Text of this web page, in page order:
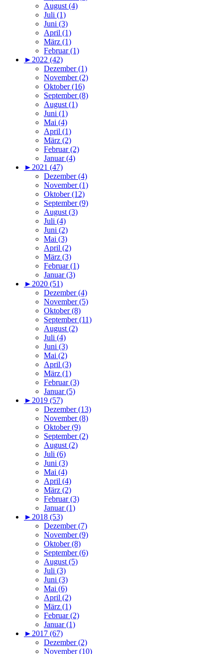
August (4)
Juli (1)
Juni (3)
April (1)
März (1)
Februar (1)
►2022 (42)
Dezember (1)
November (2)
Oktober (16)
September (8)
August (1)
Juni (1)
Mai (4)
April (1)
März (2)
Februar (2)
Januar (4)
►2021 (47)
Dezember (4)
November (1)
Oktober (12)
September (9)
August (3)
Juli (4)
Juni (2)
Mai (3)
April (2)
März (3)
Februar (1)
Januar (3)
►2020 (51)
Dezember (4)
November (5)
Oktober (8)
September (11)
August (2)
Juli (4)
Juni (3)
Mai (2)
April (3)
März (1)
Februar (3)
Januar (5)
►2019 (57)
Dezember (13)
November (8)
Oktober (9)
September (2)
August (2)
Juli (6)
Juni (3)
Mai (4)
April (4)
März (2)
Februar (3)
Januar (1)
►2018 (53)
Dezember (7)
November (9)
Oktober (8)
September (6)
August (5)
Juli (3)
Juni (3)
Mai (6)
April (2)
März (1)
Februar (2)
Januar (1)
►2017 (67)
Dezember (2)
November (10)